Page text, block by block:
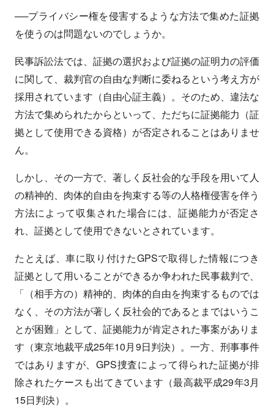
──プライバシー権を侵害するような方法で集めた証拠
を使うのは問題ないのでしょうか。
民事訴訟法では、証拠の選択および証拠の証明力の評価
に関して、裁判官の自由な判断に委ねるという考え方が
採用されています（自由心証主義）。そのため、違法な
方法で集められたからといって、ただちに証拠能力（証
拠として使用できる資格）が否定されることはありませ
ん。
しかし、その一方で、著しく反社会的な手段を用いて人
の精神的、肉体的自由を拘束する等の人格権侵害を伴う
方法によって収集された場合には、証拠能力が否定さ
れ、証拠として使用できないとされています。
たとえば、車に取り付けたGPSで取得した情報につき
証拠として用いることができるか争われた民事裁判で、
「（相手方の）精神的、肉体的自由を拘束するものでは
なく、その方法が著しく反社会的であるとまではいうこ
とが困難」として、証拠能力が肯定された事案がありま
す（東京地裁平成25年10月9日判決）。一方、刑事事件
ではありますが、GPS捜査によって得られた証拠が排
除されたケースも出てきています（最高裁平成29年3月
15日判決）。